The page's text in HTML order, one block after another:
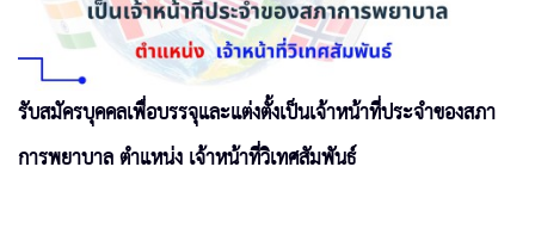
รับสมัครบุคคลเพื่อบรรจุและแต่งตั้งเป็นเจ้าหน้าที่ประจำของสภา
การพยาบาล ตำแหน่ง เจ้าหน้าที่วิเทศสัมพันธ์